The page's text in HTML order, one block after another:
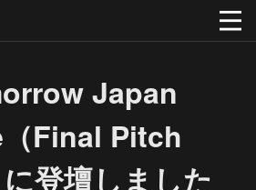
Japan
Final Pitch
登壇しました